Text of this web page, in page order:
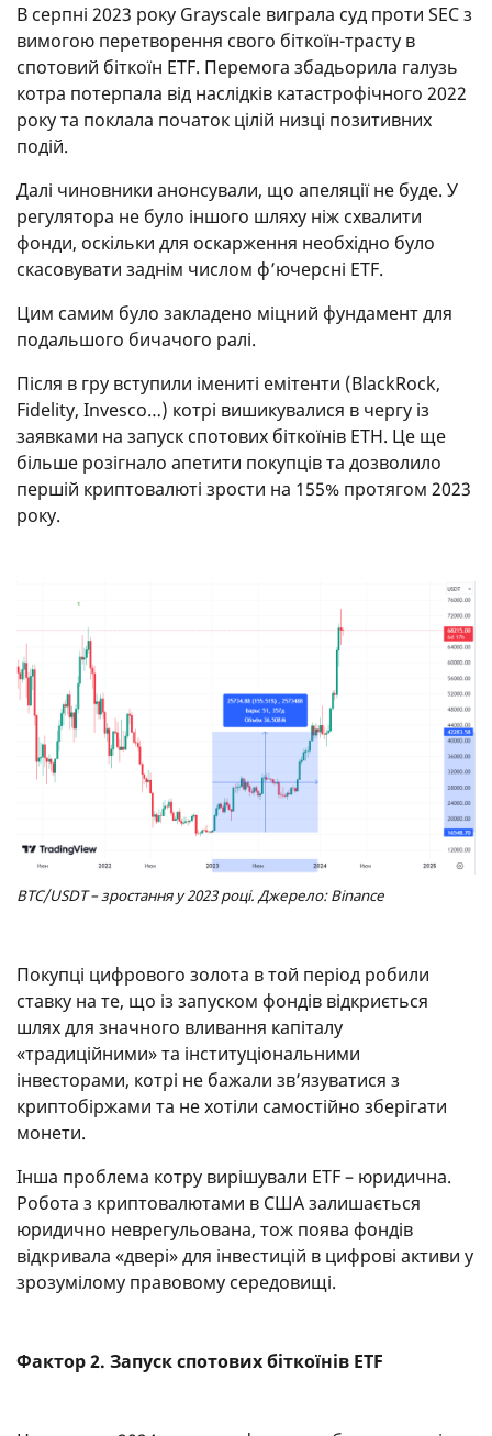
В серпні 2023 року Grayscale виграла суд проти SEC з
вимогою перетворення свого біткоїн-трасту в
спотовий біткоїн ETF. Перемога збадьорила галузь
котра потерпала від наслідків катастрофічного 2022
року та поклала початок цілій низці позитивних
подій.
Далі чиновники анонсували, що апеляції не буде. У
регулятора не було іншого шляху ніж схвалити
фонди, оскільки для оскарження необхідно було
скасовувати заднім числом ф’ючерсні ETF.
Цим самим було закладено міцний фундамент для
подальшого бичачого ралі.
Після в гру вступили імениті емітенти (BlackRock,
Fidelity, Invesco…) котрі вишикувалися в чергу із
заявками на запуск спотових біткоїнів ETH. Це ще
більше розігнало апетити покупців та дозволило
першій криптовалюті зрости на 155% протягом 2023
року.
BTC/USDT – зростання у 2023 році. Джерело: Binance
Покупці цифрового золота в той період робили
ставку на те, що із запуском фондів відкриється
шлях для значного вливання капіталу
«традиційними» та інституціональними
інвесторами, котрі не бажали зв’язуватися з
криптобіржами та не хотіли самостійно зберігати
монети.
Інша проблема котру вирішували ETF – юридична.
Робота з криптовалютами в США залишається
юридично неврегульована, тож поява фондів
відкривала «двері» для інвестицій в цифрові активи у
зрозумілому правовому середовищі.
Фактор 2. Запуск спотових біткоїнів ETF